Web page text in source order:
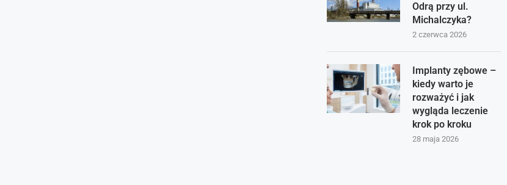
Odrą przy ul.
Michalczyka?
2 czerwca 2026
Implanty zębowe –
kiedy warto je
rozważyć i jak
wygląda leczenie
krok po kroku
28 maja 2026